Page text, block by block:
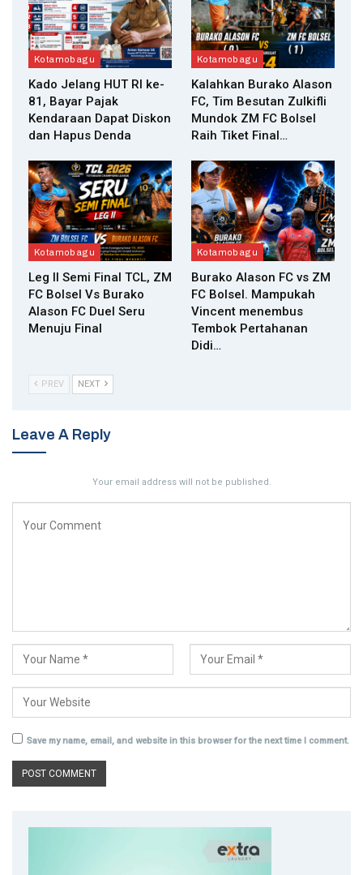
Kotamobagu
Kado Jelang HUT RI ke-
81, Bayar Pajak
Kendaraan Dapat Diskon
dan Hapus Denda
Kotamobagu
Kalahkan Burako Alason
FC, Tim Besutan Zulkifli
Mundok ZM FC Bolsel
Raih Tiket Final…
Kotamobagu
Leg II Semi Final TCL, ZM
FC Bolsel Vs Burako
Alason FC Duel Seru
Menuju Final
Kotamobagu
Burako Alason FC vs ZM
FC Bolsel. Mampukah
Vincent menembus
Tembok Pertahanan
Didi…
PREV NEXT
Leave A Reply
Your email address will not be published.
Save my name, email, and website in this browser for the next time I comment.